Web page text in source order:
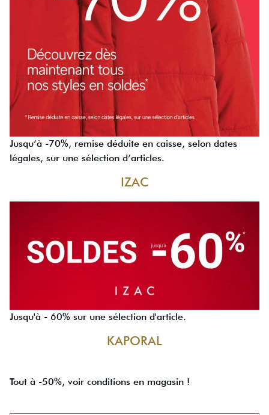
Jusqu’à -70%, remise déduite en caisse, selon dates
légales, sur une sélection d’articles.
IZAC
Jusqu'à - 60% sur une sélection d'article.
KAPORAL
Tout à -50%, voir conditions en magasin !